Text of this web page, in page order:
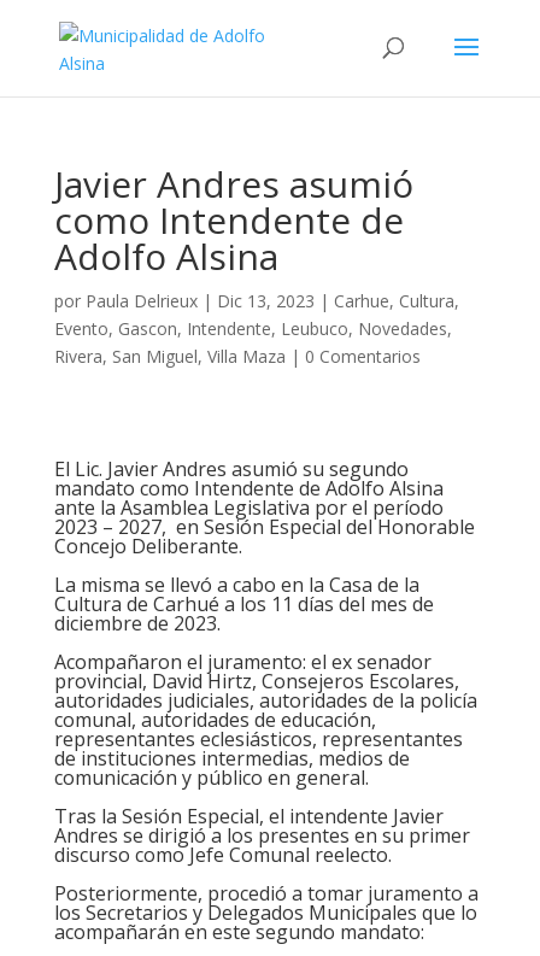
Javier Andres asumió
como Intendente de
Adolfo Alsina
por Paula Delrieux| Dic 13, 2023 | Carhue, Cultura,
Evento, Gascon, Intendente, Leubuco, Novedades,
Rivera, San Miguel, Villa Maza | 0 Comentarios
El Lic. Javier Andres asumió su segundo
mandato como Intendente de Adolfo Alsina
ante la Asamblea Legislativa por el período
2023 – 2027, en Sesión Especial del Honorable
Concejo Deliberante.
La misma se llevó a cabo en la Casa de la
Cultura de Carhué a los 11 días del mes de
diciembre de 2023.
Acompañaron el juramento: el ex senador
provincial, David Hirtz, Consejeros Escolares,
autoridades judiciales, autoridades de la policía
comunal, autoridades de educación,
representantes eclesiásticos, representantes
de instituciones intermedias, medios de
comunicación y público en general.
Tras la Sesión Especial, el intendente Javier
Andres se dirigió a los presentes en su primer
discurso como Jefe Comunal reelecto.
Posteriormente, procedió a tomar juramento a
los Secretarios y Delegados Municipales que lo
acompañarán en este segundo mandato: